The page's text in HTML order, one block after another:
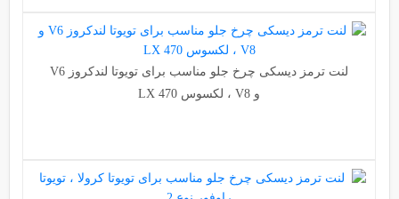
لنت ترمز دیسکی چرخ جلو مناسب برای تویوتا لندکروز V6
و V8 ، لکسوس LX 470